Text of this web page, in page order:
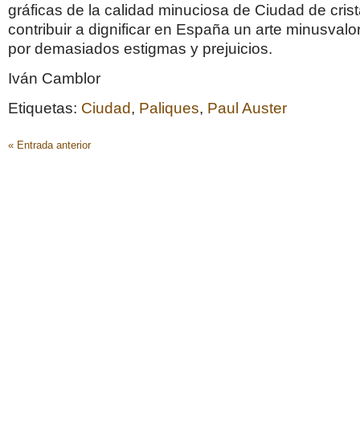
gráficas de la calidad minuciosa de Ciudad de
contribuir a dignificar en España un arte
por demasiados estigmas y prejuicios.
Iván Camblor
Etiquetas: Ciudad, Paliques, Paul Auster
« Entrada anterior